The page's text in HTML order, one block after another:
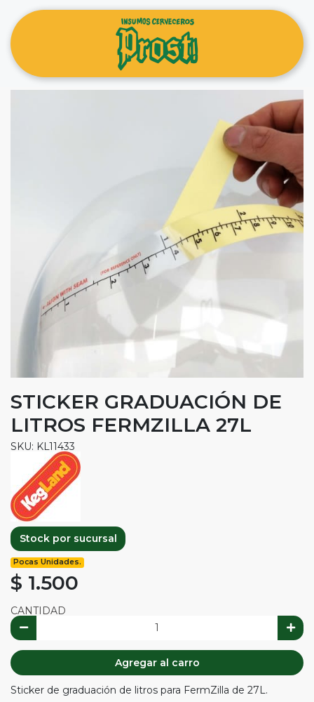
STICKER GRADUACIÓN DE
LITROS FERMZILLA 27L
SKU: KL11433
Stock por sucursal
Pocas Unidades.
$ 1.500
CANTIDAD
Agregar al carro
Sticker de graduación de litros para FermZilla de 27L.